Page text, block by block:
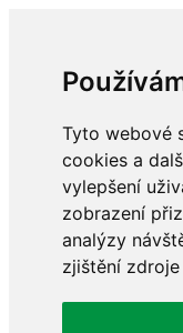
Tyto webové
cookies a
vylepšení
zobrazení
analýzy
zjištění